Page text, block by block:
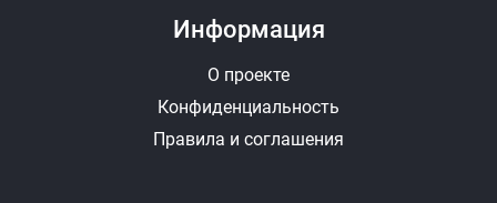
Информация
О проекте
Конфиденциальность
Правила и соглашения